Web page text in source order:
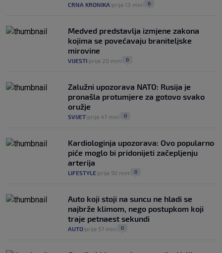
CRNA KRONIKA prije 13 min 0
Medved predstavlja izmjene zakona
kojima se povećavaju braniteljske
mirovine
VIJESTI prije 20 min 0
Zalužni upozorava NATO: Rusija je
pronašla protumjere za gotovo svako
oružje
SVIJET prije 47 min 0
Kardiologinja upozorava: Ovo popularno
piće moglo bi pridonijeti začepljenju
arterija
LIFESTYLE prije 50 min 0
Auto koji stoji na suncu ne hladi se
najbrže klimom, nego postupkom koji
traje petnaest sekundi
AUTO prije 57 min 0